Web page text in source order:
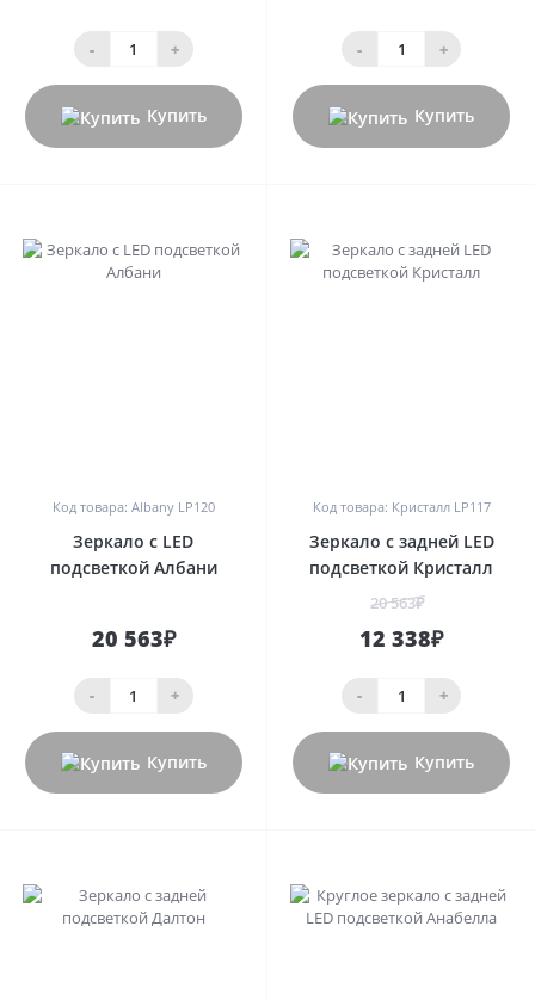
- +
Купить
- +
Купить
Код товара: Albany LP120
Зеркало с LED
подсветкой Албани
20 563₽
- +
Купить
Код товара: Кристалл LP117
Зеркало с задней LED
подсветкой Кристалл
20 563₽
12 338₽
- +
Купить